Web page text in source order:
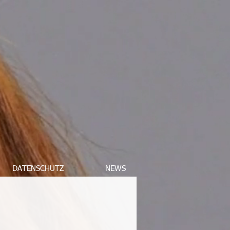
DATENSCHUTZ NEWS